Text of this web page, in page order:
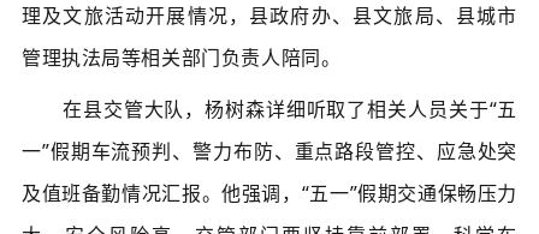
理及文旅活动开展情况，县政府办、县文旅局、 县城市
管理执法局等相关部门负责人陪同。
在县交管大队，杨树森详细听取了相关人员关于“五
一”假期车流预判、警力布防、重点路段管控、应急处突
及值班备勤情况汇报。他强调， “五一”假期交通保畅压力